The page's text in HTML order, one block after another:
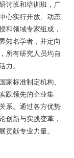
讨班和培训班，广
心实行开放、动态
和领域专家组成，
知名学者，并定向
所有研究人员均自
力。
家标准制定机构、
践领先的企业集
系。通过各方优势
创新与实践变革，
贡献专业力量。